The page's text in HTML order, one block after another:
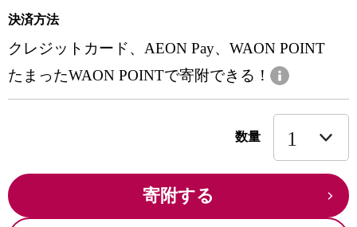
決済方法
クレジットカード、AEON Pay、WAON POINT
たまったWAON POINTで寄附できる！
数量
寄附する